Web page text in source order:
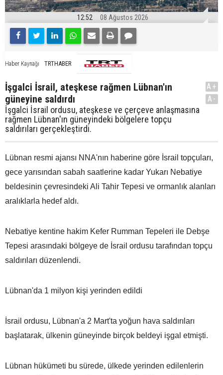
12:52 08 Ağustos 2026
Haber Kaynağı TRTHABER
İşgalci İsrail, ateşkese rağmen Lübnan'ın
güneyine saldırdı
İşgalci İsrail ordusu, ateşkese ve çerçeve anlaşmasına
rağmen Lübnan'ın güneyindeki bölgelere topçu
saldırıları gerçekleştirdi.
A+
A-
Lübnan resmi ajansı NNA'nın haberine göre İsrail topçuları,
gece yarısından sabah saatlerine kadar Yukarı Nebatiye
beldesinin çevresindeki Ali Tahir Tepesi ve ormanlık alanları
aralıklarla hedef aldı.
Nebatiye kentine hakim Kefer Rumman Tepeleri ile Debşe
Tepesi arasındaki bölgeye de İsrail ordusu tarafından topçu
saldırıları düzenlendi.
Lübnan'da 1 milyon kişi yerinden edildi
İsrail ordusu, Lübnan'a 2 Mart'ta yoğun hava saldırıları
başlatarak, ülkenin güneyinde birçok beldeyi işgal etmişti.
Lübnan hükümeti bu sürede, ülkede yerinden edilenlerin